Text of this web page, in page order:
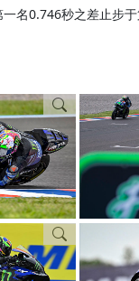
名0.746秒之差止步于